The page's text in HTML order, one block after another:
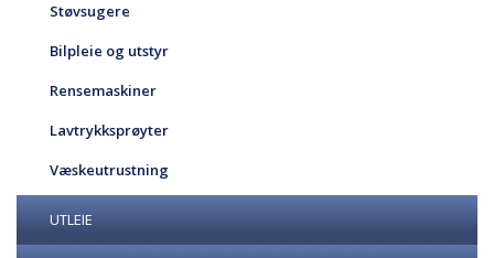
Støvsugere
Bilpleie og utstyr
Rensemaskiner
Lavtrykksprøyter
Væskeutrustning
UTLEIE